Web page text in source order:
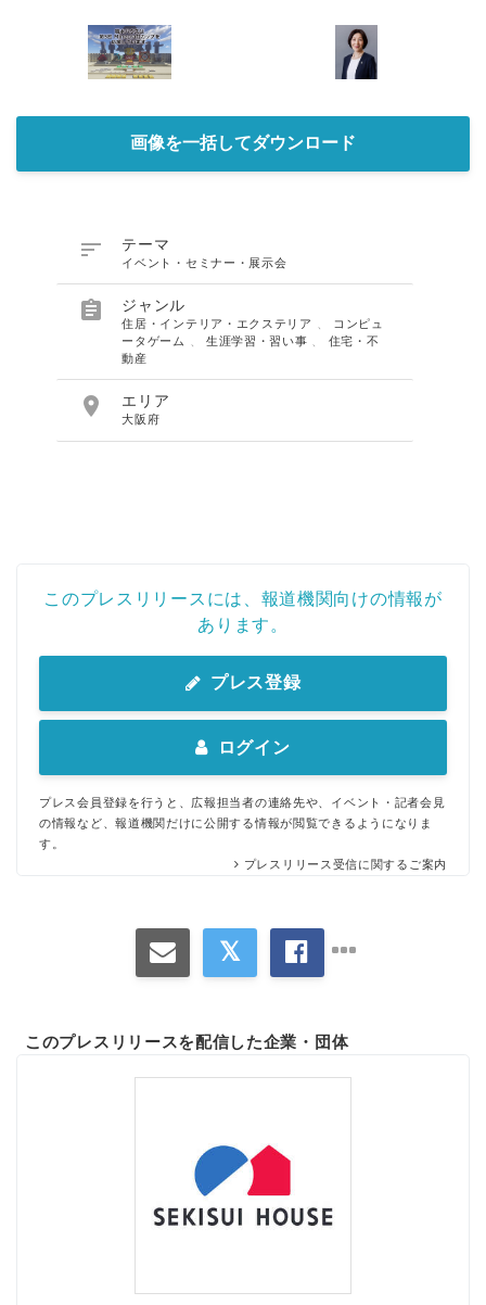
画像を一括してダウンロード
 テーマ
イベント・セミナー・展示会
 ジャンル
住居・インテリア・エクステリア
コンピュ
ータゲーム
生涯学習・習い事
住宅・不
動産
 エリア
大阪府
このプレスリリースには、報道機関向けの情報が
あります。
プレス登録
ログイン
プレス会員登録を行うと、広報担当者の連絡先や、イベント・記者会見
の情報など、報道機関だけに公開する情報が閲覧できるようになりま
す。
プレスリリース受信に関するご案内
このプレスリリースを配信した企業・団体